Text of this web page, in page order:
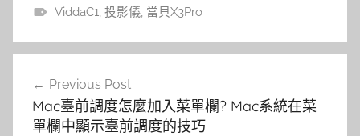
ViddaC1 投影儀, 當貝X3Pro
Previous Post
Mac臺前調度怎麼加入菜單欄? Mac系統在菜
單欄中顯示臺前調度的技巧